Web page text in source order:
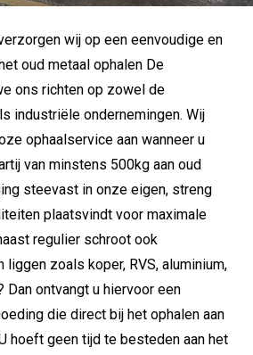
wij op een eenvoudige en
oud metaal ophalen De
ons richten op zowel de
industriële ondernemingen. Wij
ophaalservice aan wanneer u
van minstens 500kg aan oud
steevast in onze eigen, streng
plaatsvindt voor maximale
regulier schroot ook
zoals koper, RVS, aluminium,
Dan ontvangt u hiervoor een
die direct bij het ophalen aan
hoeft geen tijd te besteden aan het